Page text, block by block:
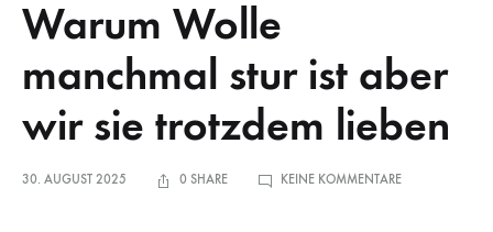
Warum Wolle
manchmal stur ist aber
wir sie trotzdem lieben
30. AUGUST 2025 0 SHARE KEINE KOMMENTAREZU